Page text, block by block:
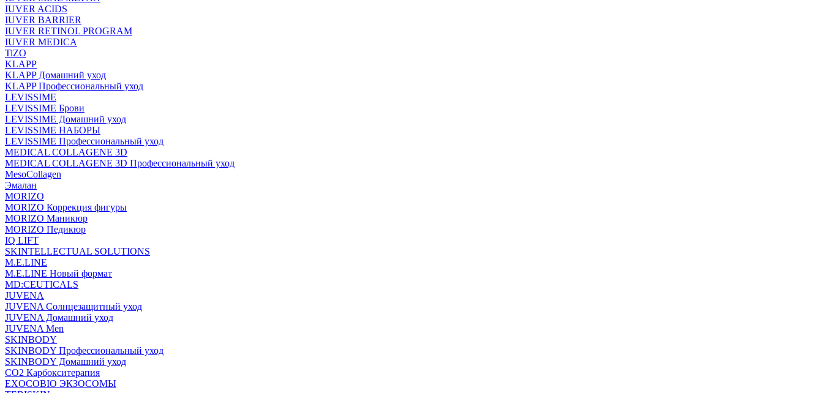
IUVER ACIDS
IUVER BARRIER
IUVER RETINOL PROGRAM
IUVER MEDICA
TiZO
KLAPP
KLAPP Домашний уход
KLAPP Профессиональный уход
LEVISSIME
LEVISSIME Брови
LEVISSIME Домашний уход
LEVISSIME НАБОРЫ
LEVISSIME Профессиональный уход
MEDICAL COLLAGENE 3D
MEDICAL COLLAGENE 3D Профессиональный уход
MesoCollagen
Эмалан
MORIZO
MORIZO Коррекция фигуры
MORIZO Маникюр
MORIZO Педикюр
IQ LIFT
SKINTELLECTUAL SOLUTIONS
M.E.LINE
M.E.LINE Новый формат
MD:CEUTICALS
JUVENA
JUVENA Солнцезащитный уход
JUVENA Домашний уход
JUVENA Men
SKINBODY
SKINBODY Профессиональный уход
SKINBODY Домашний уход
CO2 Карбокситерапия
EXOCOBIO ЭКЗОСОМЫ